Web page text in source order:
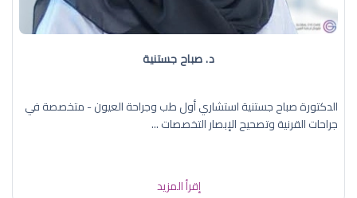
د. صباح جستنية
الدكتورة صباح جستنية استشاري أول طب وجراحة العيون - متخصصة في
جراحات القرنية وتصحيح الإبصار التخصصات ...
إقرأ المزيد